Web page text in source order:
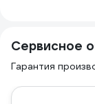
Сервисное
Гарантия